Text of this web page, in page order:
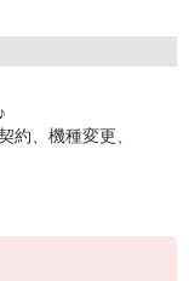
約、機種変更、